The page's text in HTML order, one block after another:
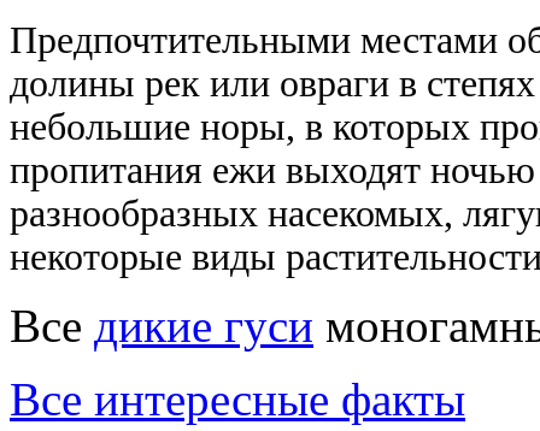
Предпочтительными местами
долины рек или овраги в
небольшие норы, в которых
пропитания ежи выходят
разнообразных насекомых,
некоторые виды
Все дикие гуси
Все интересные факты